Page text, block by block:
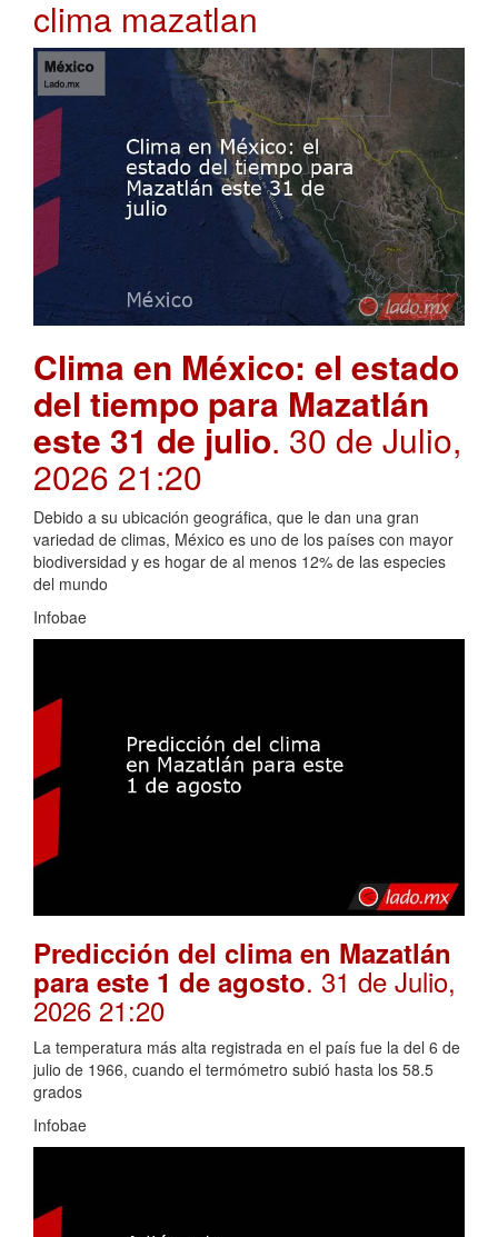
clima mazatlan
Clima en México: el estado
del tiempo para Mazatlán
este 31 de julio. 30 de Julio,
2026 21:20
Debido a su ubicación geográfica, que le dan una gran
variedad de climas, México es uno de los países con mayor
biodiversidad y es hogar de al menos 12% de las especies
del mundo
Infobae
Predicción del clima en Mazatlán
para este 1 de agosto. 31 de Julio,
2026 21:20
La temperatura más alta registrada en el país fue la del 6 de
julio de 1966, cuando el termómetro subió hasta los 58.5
grados
Infobae